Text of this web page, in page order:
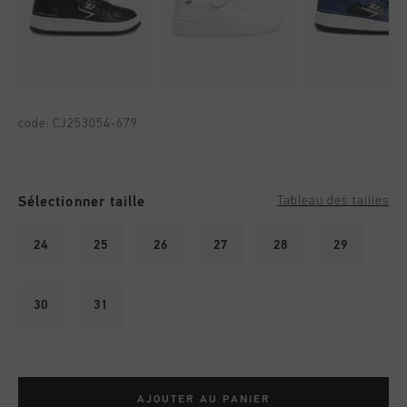
code: CJ253054-679
Sélectionner taille Tableau des tailles
24 25 26 27 28 29
30 31
AJOUTER AU PANIER